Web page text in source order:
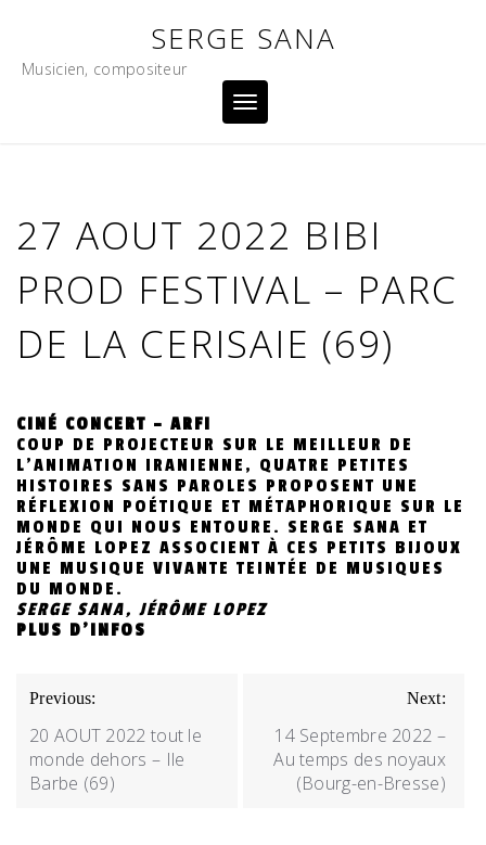
content
SERGE SANA
Musicien, compositeur
Toggle
navigation
27 AOUT 2022 BIBI
PROD FESTIVAL – PARC
DE LA CERISAIE (69)
CINÉ CONCERT – ARFI
COUP DE PROJECTEUR SUR LE MEILLEUR DE
L’ANIMATION IRANIENNE, QUATRE PETITES
HISTOIRES SANS PAROLES PROPOSENT UNE
RÉFLEXION POÉTIQUE ET MÉTAPHORIQUE SUR LE
MONDE QUI NOUS ENTOURE. SERGE SANA ET
JÉRÔME LOPEZ ASSOCIENT À CES PETITS BIJOUX
UNE MUSIQUE VIVANTE TEINTÉE DE MUSIQUES
DU MONDE.
SERGE SANA, JÉRÔME LOPEZ
PLUS D’INFOS
NAVIGATION
DE
L’ARTICLE
Previous:
20 AOUT 2022 tout le
monde dehors – Ile
Barbe (69)
Next:
14 Septembre 2022 –
Au temps des noyaux
(Bourg-en-Bresse)